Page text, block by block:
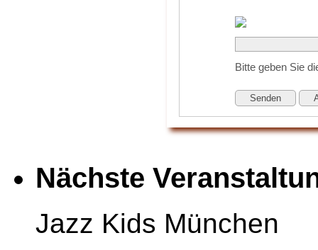
Bitte geben Sie
Senden
Nächste
Jazz Kids München